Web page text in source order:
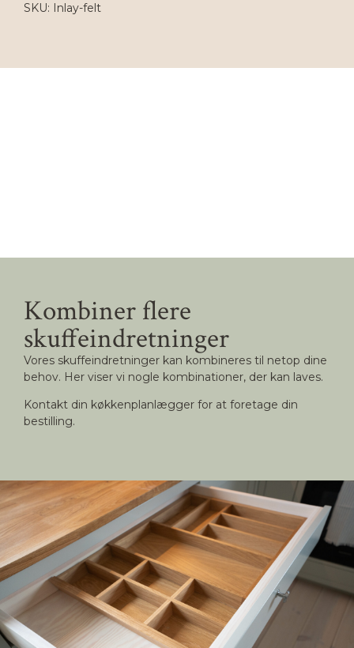
SKU: Inlay-felt
Kombiner flere
skuffeindretninger
Vores skuffeindretninger kan kombineres til netop dine
behov. Her viser vi nogle kombinationer, der kan laves.
Kontakt din køkkenplanlægger for at foretage din
bestilling.